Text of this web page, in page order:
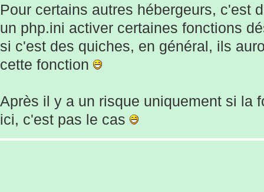
Pour certains autres hébergeurs, c'est
un php.ini activer certaines fonctions
si c'est des quiches, en général, ils
cette fonction
Après il y a un risque uniquement si la
ici, c'est pas le cas